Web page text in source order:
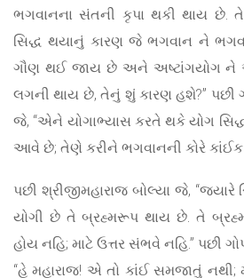
ભગવાનના સંતની કૃપા થકી થાય
સિદ્ધ થયાનું કારણ જે ભગવાન ને
ગૌણ થઈ જાય છે અને અષ્ટાંગયોગ ને
લગની થાય છે, તેનું શું કારણ હશે?” પછી
જે, “એને યોગાભ્યાસ કરતે થકે યોગ
આવે છે; તેણે કરીને ભગવાનની કોરે કાંઈક
પછી શ્રીજીમહારાજ બોલ્યા જે, “જ્યારે
યોગી છે તે બ્રહ્મરૂપ થાય છે. તે
હોય નહિ; માટે ઉત્તર સંભવે નહિ.” પછી
“હે મહારાજ! એ તો કાંઈ સમજાતું નથી;